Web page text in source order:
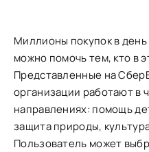
Миллионы покупок в
можно помочь тем, кто в
Представленные на
организации работают в
направлениях: помощь
защита природы,
Пользователь может